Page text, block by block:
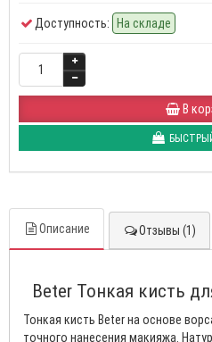
Доступность: На складе
В
Описание Отзывы (1)
Beter Тонкая кисть
Тонкая кисть Beter на основе
точного нанесения макияжа.